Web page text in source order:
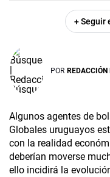
+ Seguir
POR REDACCIÓN
Algunos agentes de
Globales uruguayos
con la realidad
deberían moverse
ello incidirá la